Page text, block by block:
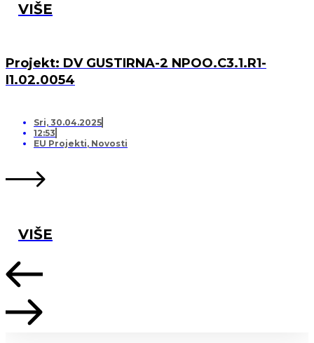
VIŠE
Projekt: DV GUSTIRNA-2 NPOO.C3.1.R1-
I1.02.0054
Sri, 30.04.2025
12:53
EU Projekti, Novosti
VIŠE